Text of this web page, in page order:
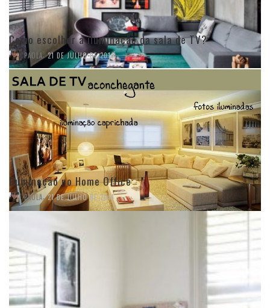
Como escolher a iluminação da sala de TV?
PAOLA, 21 DE JULHO DE 2014
Iluminação no Home Office
PAOLA , 21 DE JULHO DE 2014